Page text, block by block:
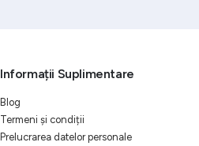
Informații Suplimentare
Blog
Termeni și condiții
Prelucrarea datelor personale